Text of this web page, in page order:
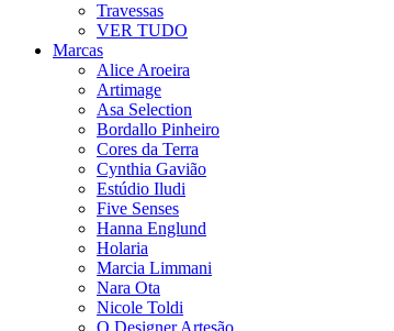
Travessas
VER TUDO
Marcas
Alice Aroeira
Artimage
Asa Selection
Bordallo Pinheiro
Cores da Terra
Cynthia Gavião
Estúdio Iludi
Five Senses
Hanna Englund
Holaria
Marcia Limmani
Nara Ota
Nicole Toldi
O Designer Artesão